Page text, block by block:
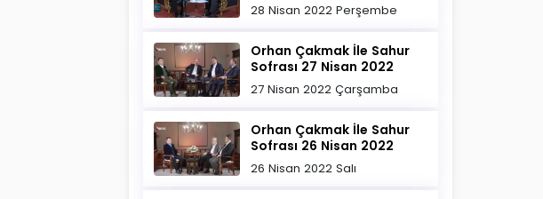
28 Nisan 2022 Perşembe
Orhan Çakmak İle Sahur
Sofrası 27 Nisan 2022
27 Nisan 2022 Çarşamba
Orhan Çakmak İle Sahur
Sofrası 26 Nisan 2022
26 Nisan 2022 Salı